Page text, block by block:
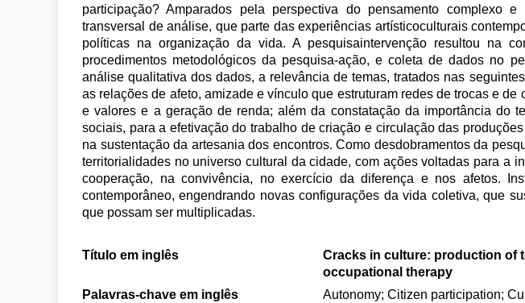
participação? Amparados pela perspectiva do pensamento complexo
transversal de análise, que parte das experiências artísticoculturais
políticas na organização da vida. A pesquisaintervenção resultou na
procedimentos metodológicos da pesquisa-ação, e coleta de dados no
análise qualitativa dos dados, a relevância de temas, tratados nas
as relações de afeto, amizade e vínculo que estruturam redes de trocas e
e valores e a geração de renda; além da constatação da importância do
sociais, para a efetivação do trabalho de criação e circulação das
na sustentação da artesania dos encontros. Como desdobramentos da
territorialidades no universo cultural da cidade, com ações voltadas para a
cooperação, na convivência, no exercício da diferença e nos afetos.
contemporâneo, engendrando novas configurações da vida coletiva, que
que possam ser multiplicadas.
Título em inglês
Cracks in culture: production of
occupational therapy
Palavras-chave em inglês
Autonomy; Citizen participation;